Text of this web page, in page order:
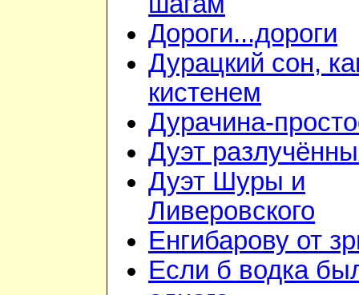
Дороги...дороги
Дурацкий сон,
кистенем
Дурачина-
Дуэт
Дуэт Шуры и
Ливеровского
Енгибарову от
Если б водка